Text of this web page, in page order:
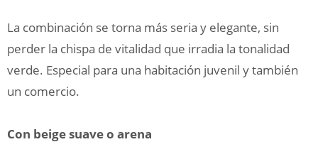
La combinación se torna más seria y elegante, sin
perder la chispa de vitalidad que irradia la tonalidad
verde. Especial para una habitación juvenil y también
un comercio.
Con beige suave o arena